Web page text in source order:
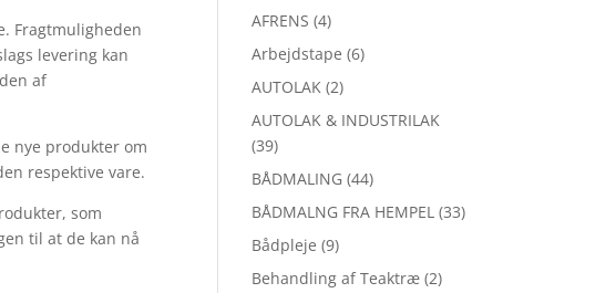
Fragtmuligheden
levering kan
af
nye produkter om
respektive vare.
som
til at de kan nå
AFRENS (4)
Arbejdstape (6)
AUTOLAK (2)
AUTOLAK & INDUSTRILAK
(39)
BÅDMALING (44)
BÅDMALNG FRA HEMPEL (33)
Bådpleje (9)
Behandling af Teaktræ (2)